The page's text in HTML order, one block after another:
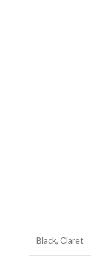
Black, Claret